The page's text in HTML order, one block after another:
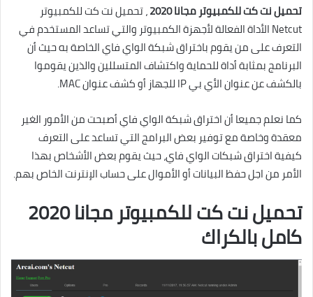
تحميل نت كت للكمبيوتر مجانا 2020
، تحميل نت كت للكمبيوتر
Netcut الأداة الفعالة لأجهزة الكمبيوتر والتي تساعد المستخدم في
التعرف على من يقوم باختراق شبكة الواي فاي الخاصة به حيث أن
البرنامج بمثابة أداة للحماية واكتشاف المتسللين والذين يقوموا
بالكشف عن عنوان الأي بي IP للجهاز أو كشف عنوان MAC.
كما نعلم جميعا أن اختراق شبكة الواي فاي أصبحت من الأمور الغير
معقدة وخاصة مع توفير بعض البرامج التي تساعد على التعرف
كيفية اختراق شبكات الواي فاي، حيث يقوم بعض الأشخاص بهذا
الأمر من اجل حفظ البيانات أو الأموال على حساب الإنترنت الخاص بهم.
تحميل نت كت للكمبيوتر مجانا 2020
كامل بالكراك